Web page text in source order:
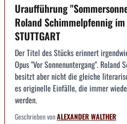
Uraufführung
Roland Schimmelpfennig
STUTTGART
Der Titel des Stücks erinnert
Opus "Vor Sonnenuntergang". Roland
besitzt aber nicht die gleiche
es originelle Einfälle, die immer
werden.
Geschrieben vonALEXANDER WALTHER